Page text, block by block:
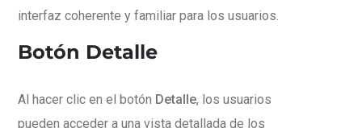
interfaz coherente y familiar para los usuarios.
Botón Detalle
Al hacer clic en el botón Detalle, los usuarios
pueden acceder a una vista detallada de los